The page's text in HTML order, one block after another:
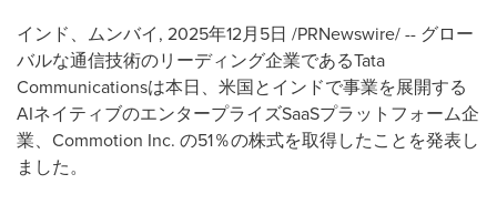
インド、ムンバイ, 2025年12月5日 /PRNewswire/ -- グロー
バルな通信技術のリーディング企業であるTata
Communicationsは本日、米国とインドで事業を展開する
AIネイティブのエンタープライズSaaSプラットフォーム企
業、Commotion Inc. の51％の株式を取得したことを発表し
ました。